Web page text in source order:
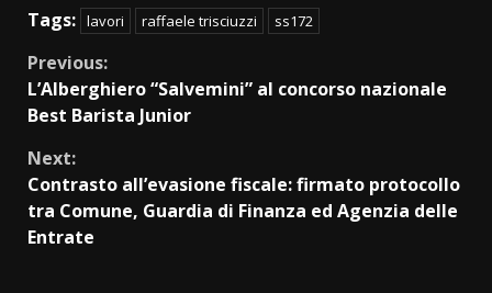
Tags: lavori raffaele trisciuzzi ss172
Continue
Reading
Previous:
L’Alberghiero “Salvemini” al concorso nazionale
Best Barista Junior
Next:
Contrasto all’evasione fiscale: firmato protocollo
tra Comune, Guardia di Finanza ed Agenzia delle
Entrate